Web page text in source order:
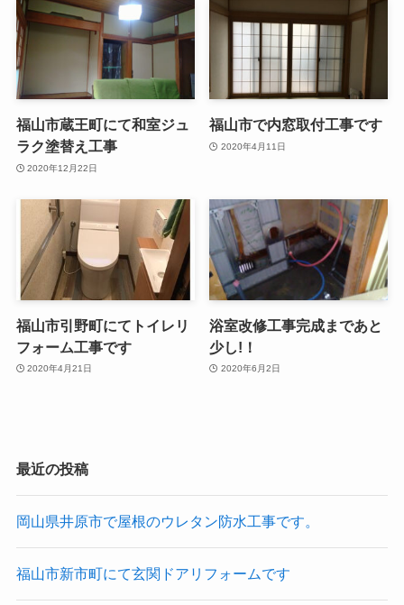
福山市蔵王町にて和室ジュ
ラク塗替え工事
2020年12月22日
福山市で内窓取付工事です
2020年4月11日
福山市引野町にてトイレリ
フォーム工事です
2020年4月21日
浴室改修工事完成まであと
少し!！
2020年6月2日
最近の投稿
岡山県井原市で屋根のウレタン防水工事です。
福山市新市町にて玄関ドアリフォームです